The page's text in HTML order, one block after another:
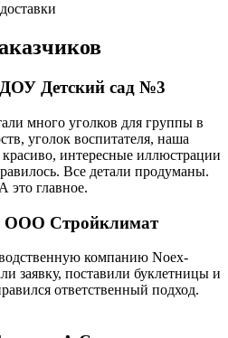
Детский сад №3
много уголков для группы в
уголок воспитателя, наша
интересные иллюстрации
Все детали продуманы.
это главное.
ООО Стройклимат
компанию Noex-
заявку, поставили буклетницы и
ответственный подход.